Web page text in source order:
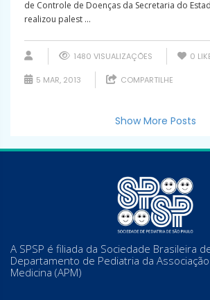
de Controle de Doenças da Secretaria do
realizou palest ...
1480 VISUALIZAÇÕES 0
5 MAR, 2013 COMPARTILHE
Show More Posts
A SPSP é filiada da Sociedade Brasileira
Departamento de Pediatria da
Medicina (APM)